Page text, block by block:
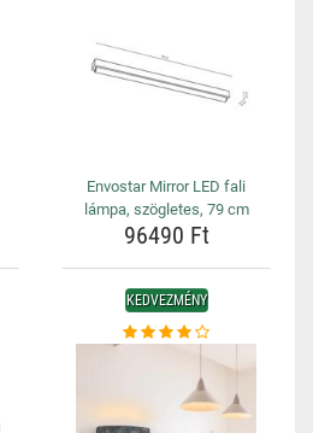
Envostar Mirror LED fali
lámpa, szögletes, 79 cm
96490 Ft
KEDVEZMÉNY